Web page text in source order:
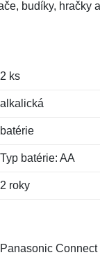
budíky, hračky
2 ks
alkalická
batérie
Typ batérie: AA
2 roky
Panasonic Connect